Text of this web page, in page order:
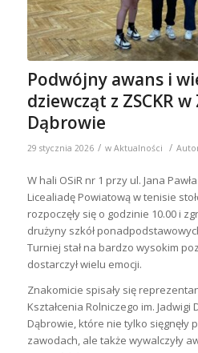
Podwójny awans i
dziewcząt z ZSCKR
Dąbrowie
29 stycznia 2026 / w Aktualności /
W hali OSiR nr 1 przy ul. Jana
Licealiadę Powiatową w tenisie
rozpoczęły się o godzinie 10.00 i
drużyny szkół
Turniej stał na bardzo wysokim
dostarczył wielu emocji.
Znakomicie spisały się
Kształcenia Rolniczego im.
Dąbrowie, które nie tylko sięgnęły
zawodach, ale także wywalczyły